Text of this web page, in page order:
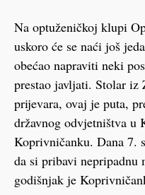
Na optuženičkoj klupi
uskoro će se naći još
obećao napraviti neki
prestao javljati. Stolar iz
prijevara, ovaj je puta,
državnog odvjetništva u
Koprivničanku. Dana 7.
da si pribavi nepripadnu
godišnjak je